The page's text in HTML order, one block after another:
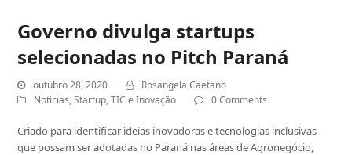
Governo divulga startups
selecionadas no Pitch Paraná
outubro 28, 2020
Rosangela Caetano
Notícias,Startup,TIC e Inovação 0 Comments
Criado para identificar ideias inovadoras e tecnologias inclusivas
que possam ser adotadas no Paraná nas áreas de Agronegócio,